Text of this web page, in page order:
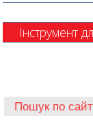
Інструмент